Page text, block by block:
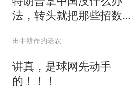
法，转头就把那些招数，
田中耕作的老农
讲真，是球网先动手
的！！！